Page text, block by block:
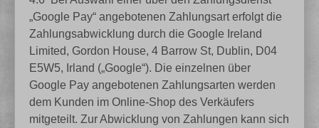
„Google Pay“ angebotenen Zahlungsart erfolgt die
Zahlungsabwicklung durch die Google Ireland
Limited, Gordon House, 4 Barrow St, Dublin, D04
E5W5, Irland („Google“). Die einzelnen über
Google Pay angebotenen Zahlungsarten werden
dem Kunden im Online-Shop des Verkäufers
mitgeteilt. Zur Abwicklung von Zahlungen kann sich